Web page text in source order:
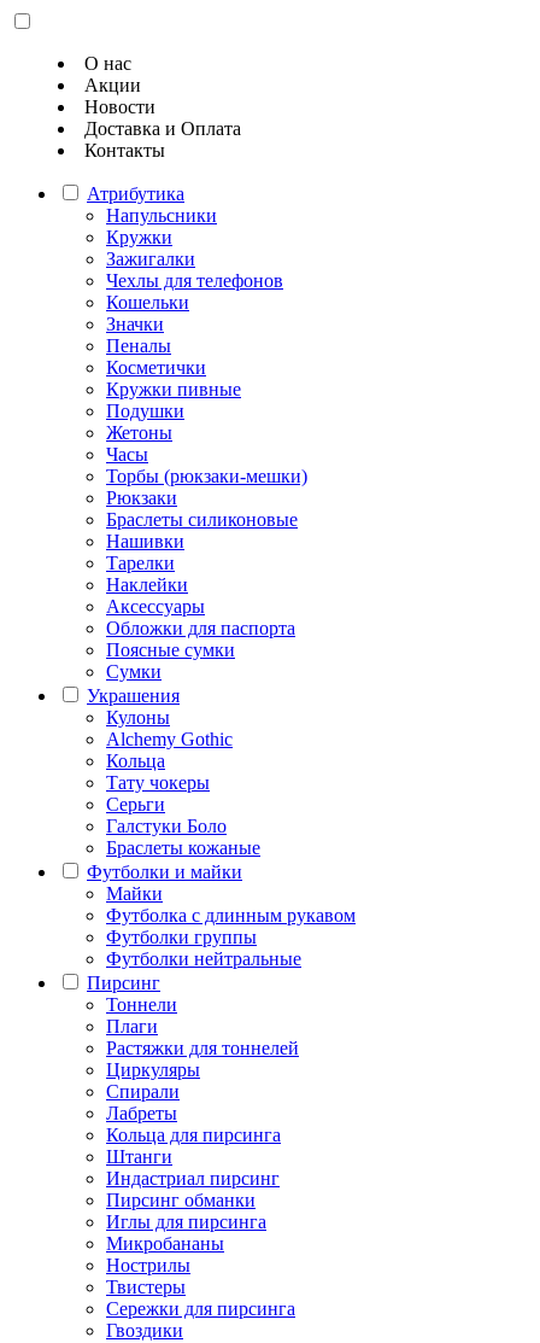
О нас
Акции
Новости
Доставка и Оплата
Контакты
Атрибутика
Напульсники
Кружки
Зажигалки
Чехлы для телефонов
Кошельки
Значки
Пеналы
Косметички
Кружки пивные
Подушки
Жетоны
Часы
Торбы (рюкзаки-мешки)
Рюкзаки
Браслеты силиконовые
Нашивки
Тарелки
Наклейки
Аксессуары
Обложки для паспорта
Поясные сумки
Сумки
Украшения
Кулоны
Alchemy Gothic
Кольца
Тату чокеры
Серьги
Галстуки Боло
Браслеты кожаные
Футболки и майки
Майки
Футболка с длинным рукавом
Футболки группы
Футболки нейтральные
Пирсинг
Тоннели
Плаги
Растяжки для тоннелей
Циркуляры
Спирали
Лабреты
Кольца для пирсинга
Штанги
Индастриал пирсинг
Пирсинг обманки
Иглы для пирсинга
Микробананы
Нострилы
Твистеры
Сережки для пирсинга
Гвоздики